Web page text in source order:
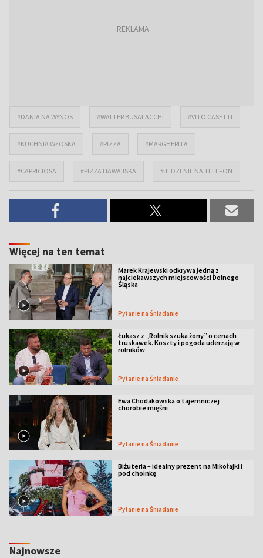
#DANIA NA WYNOS #WALTER BUSALACCHI #VITO CASETTI
#KUCHNIA WŁOSKA #PIZZA #MARGHERITA
#CAPRICIOSA #PIZZA HAWAJSKA #JEDZENIE NA TELEFON
Więcej na ten temat
Marek Krajewski odkrywa jedną z
najciekawszych miejscowości Dolnego
Śląska
Pytanie na Śniadanie
Łukasz z „Rolnik szuka żony” o cenach
truskawek. Koszty i pogoda uderzają w
rolników
Pytanie na Śniadanie
Ewa Chodakowska o tajemniczej
chorobie mięśni
Pytanie na Śniadanie
Biżuteria – idealny prezent na Mikołajki i
pod choinkę
Pytanie na Śniadanie
Najnowsze